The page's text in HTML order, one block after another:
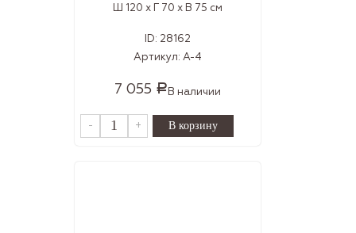
Ш 120 x Г 70 x В 75 см
ID: 28162
Артикул: А-4
7 055 РВ наличии
- +